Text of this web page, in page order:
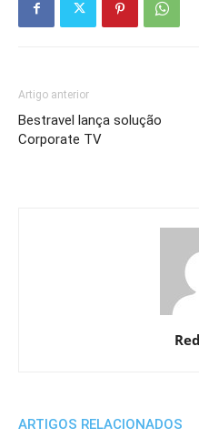
Artigo anterior
Bestravel lança solução
Corporate TV
ARTIGOS RELACIONADOS